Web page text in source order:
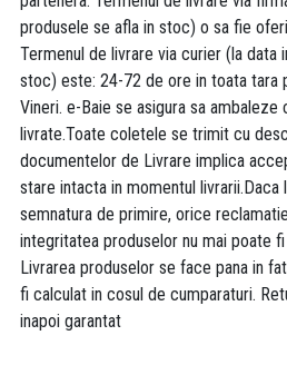
produsele se afla in stoc) o sa fie
Termenul de livrare via curier (la data
stoc) este: 24-72 de ore in toata tara
Vineri. e-Baie se asigura sa ambaleze
livrate.Toate coletele se trimit cu
documentelor de Livrare implica
stare intacta in momentul
semnatura de primire, orice
integritatea produselor nu mai poate
Livrarea produselor se face pana in
fi calculat in cosul de cumparaturi.
inapoi garantat